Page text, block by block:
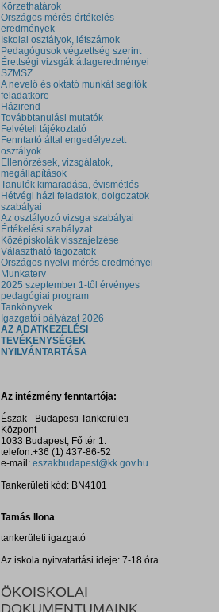
Körzethatárok
Országos mérés-értékelés
eredmények
Iskolai osztályok, létszámok
Pedagógusok végzettség szerint
Érettségi vizsgák átlageredményei
SZMSZ
A nevelő és oktató munkát segitők
feladatköre
Házirend
Továbbtanulási mutatók
Felvételi tájékoztató
Fenntartó által engedélyezett
osztályok
Ellenőrzések, vizsgálatok,
megállapítások
Tanulók kimaradása, évismétlés
Hétvégi házi feladatok, dolgozatok
szabályai
Az osztályozó vizsga szabályai
Értékelési szabályzat
Középiskolák visszajelzése
Választható tagozatok
Országos nyelvi mérés eredményei
Munkaterv
2025 szeptember 1-től érvényes
pedagógiai program
Tankönyvek
Igazgatói pályázat 2026
AZ ADATKEZELÉSI
TEVÉKENYSÉGEK
NYILVÁNTARTÁSA
Az intézmény fenntartója:
Észak - Budapesti Tankerületi
Központ
1033 Budapest, Fő tér 1.
telefon:+36 (1) 437-86-52
e-mail: eszakbudapest@kk.gov.hu
Tankerületi kód: BN4101
Tamás Ilona
tankerületi igazgató
Az iskola nyitvatartási ideje: 7-18 óra
ÖKOISKOLAI
DOKUMENTUMAINK